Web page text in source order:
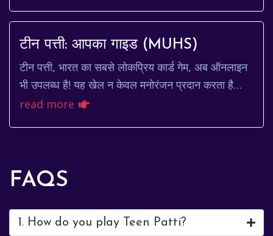
टीन पत्ती: आपका गाइड (MUHS)
टीन पत्ती, भारत का सबसे लोकप्रिय कार्ड गेम, अब ऑनलाइन
भी उपलब्ध है! यह खेल न केवल मनोरंजन प्रदान करता है
बल्कि रणनीति और कौशल का भी परीक्षण करता है। इ...
read more
FAQS
1. How do you play Teen Patti?